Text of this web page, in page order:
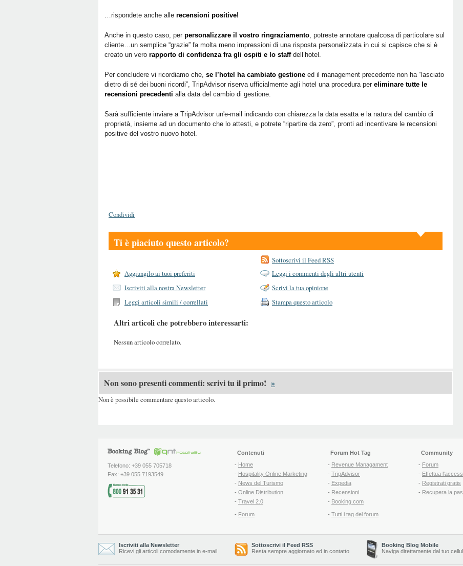
…rispondete anche alle recensioni positive!
Anche in questo caso, per personalizzare il vostro ringraziamento, potreste annotare qualcosa di particolare sul
cliente…un semplice “grazie” fa molta meno impressioni di una risposta personalizzata in cui si capisce che si è
creato un vero rapporto di confidenza fra gli ospiti e lo staffdell’hotel.
Per concludere vi ricordiamo che, se l’hotel ha cambiato gestione ed il management precedente non ha “lasciato
dietro di sé dei buoni ricordi”, TripAdvisor riserva ufficialmente agli hotel una procedura per eliminare tutte le
recensioni precedenti alla data del cambio di gestione.
Sarà sufficiente inviare a TripAdvisor un'e-mail indicando con chiarezza la data esatta e la natura del cambio di
proprietà, insieme ad un documento che lo attesti, e potrete “ripartire da zero”, pronti ad incentivare le recensioni
positive del vostro nuovo hotel.
Condividi
Ti è piaciuto questo articolo?
Sottoscrivi il Feed RSS
Aggiungilo ai tuoi preferiti
Leggi i commenti degli altri utenti
Iscriviti alla nostra Newsletter
Scrivi la tua opinione
Leggi articoli simili / correllati
Stampa questo articolo
Altri articoli che potrebbero interessarti:
Nessun articolo correlato.
Non sono presenti commenti: scrivi tu il primo! »
Non è possibile commentare questo articolo.
Telefono: +39 055 705718
Fax: +39 055 7193549
Contenuti
- Home
- Hospitality Online Marketing
- News del Turismo
- Online Distribution
- Travel 2.0
- Forum
Forum Hot Tag
- Revenue Managament
- TripAdvisor
- Expedia
- Recensioni
- Booking.com
- Tutti i tag del forum
Community
- Forum
- Effettua
- Registrati gratis
- Recupera la
Iscriviti alla Newsletter
Ricevi gli articoli comodamente in e-mail
Sottoscrivi il Feed RSS
Resta sempre aggiornato ed in contatto
Booking Blog Mobile
Naviga direttamente dal tuo